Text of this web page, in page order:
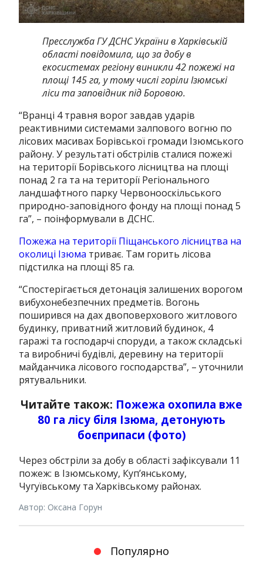
Пресслужба ГУ ДСНС України в Харківській
області повідомила, що за добу в
екосистемах регіону виникли 42 пожежі на
площі 145 га, у тому числі горіли Ізюмські
ліси та заповідник під Боровою.
“Вранці 4 травня ворог завдав ударів
реактивними системами залпового вогню по
лісових масивах Борівської громади Ізюмського
району. У результаті обстрілів сталися пожежі
на території Борівського лісництва на площі
понад 2 га та на території Регіонального
ландшафтного парку Червонооскільського
природно-заповідного фонду на площі понад 5
га”, – поінформували в ДСНС.
Пожежа на території Піщанського лісництва на
околиці Ізюма триває. Там горить лісова
підстилка на площі 85 га.
“Спостерігається детонація залишених ворогом
вибухонебезпечних предметів. Вогонь
поширився на дах двоповерхового житлового
будинку, приватний житловий будинок, 4
гаражі та господарчі споруди, а також складські
та виробничі будівлі, деревину на території
майданчика лісового господарства”, – уточнили
рятувальники.
Читайте також: Пожежа охопила вже
80 га лісу біля Ізюма, детонують
боєприпаси (фото)
Через обстріли за добу в області зафіксували 11
пожеж: в Ізюмському, Куп’янському,
Чугуївському та Харківському районах.
Автор: Оксана Горун
Популярно